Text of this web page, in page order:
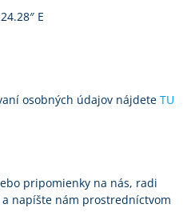
E
osobných údajov nájdete TU
pripomienky na nás, radi
napíšte nám prostredníctvom